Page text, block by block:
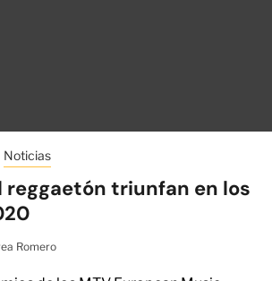
Noticias
reggaetón triunfan en los
Romero